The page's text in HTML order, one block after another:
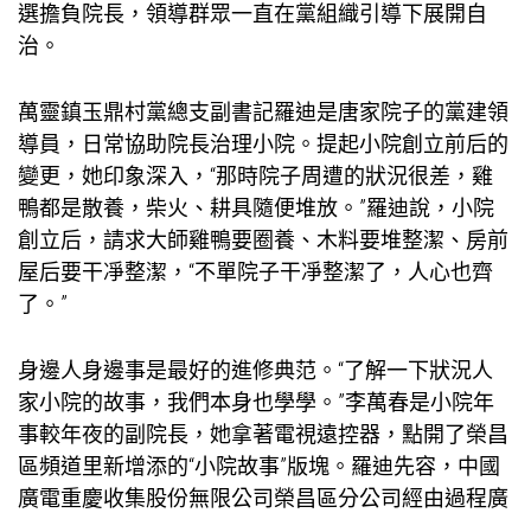
選擔負院長，領導群眾一直在黨組織引導下展開自
治。
萬靈鎮玉鼎村黨總支副書記羅迪是唐家院子的黨建領
導員，日常協助院長治理小院。提起小院創立前后的
變更，她印象深入，“那時院子周遭的狀況很差，雞
鴨都是散養，柴火、耕具隨便堆放。”羅迪說，小院
創立后，請求大師雞鴨要圈養、木料要堆整潔、房前
屋后要干凈整潔，“不單院子干凈整潔了，人心也齊
了。”
身邊人身邊事是最好的進修典范。“了解一下狀況人
家小院的故事，我們本身也學學。”李萬春是小院年
事較年夜的副院長，她拿著電視遠控器，點開了榮昌
區頻道里新增添的“小院故事”版塊。羅迪先容，中國
廣電重慶收集股份無限公司榮昌區分公司經由過程廣